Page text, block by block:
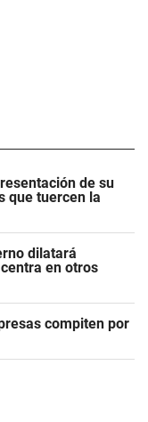
de su
que tuercen la
dilatará
en otros
compiten por